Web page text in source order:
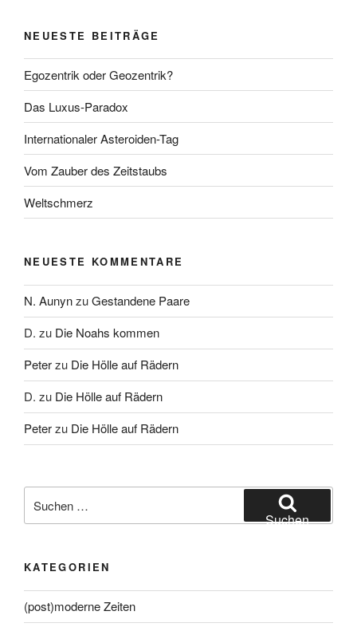
NEUESTE BEITRÄGE
Egozentrik oder Geozentrik?
Das Luxus-Paradox
Internationaler Asteroiden-Tag
Vom Zauber des Zeitstaubs
Weltschmerz
NEUESTE KOMMENTARE
N. AunynzuGestandene Paare
D. zu Die Noahs kommen
Peterzu Die Hölle auf Rädern
D. zu Die Hölle auf Rädern
Peterzu Die Hölle auf Rädern
nach:
Suchen
KATEGORIEN
(post)moderne Zeiten